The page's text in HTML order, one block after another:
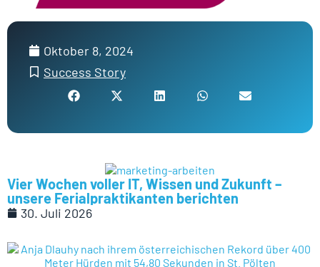
Oktober 8, 2024
Success Story
Vier Wochen voller IT, Wissen und Zukunft –
unsere Ferialpraktikanten berichten
30. Juli 2026